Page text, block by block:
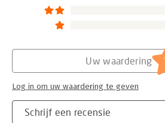
professionals in de
Schrijf een recensie
Uw waardering
Log in om uw waardering te geven